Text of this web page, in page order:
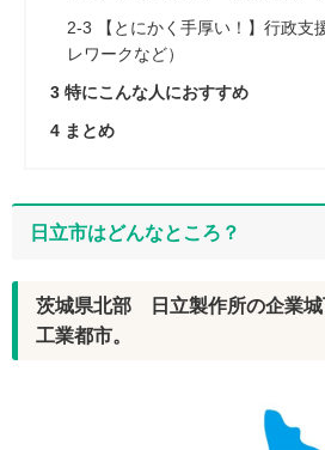
2-3 【とにかく手厚い！】行政支
レワークなど）
3 特にこんな人におすすめ
4 まとめ
日立市はどんなところ？
茨城県北部 日立製作所の企業城
工業都市。